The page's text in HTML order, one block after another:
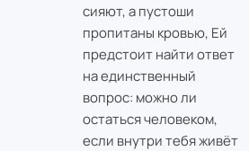
сияют, а пустоши
пропитаны кровью, Ей
предстоит найти ответ
на единственный
вопрос: можно ли
остаться человеком,
если внутри тебя живёт